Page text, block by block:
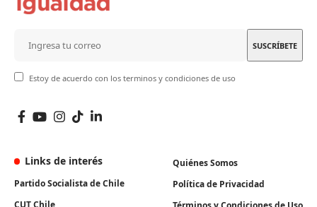
Estoy de acuerdo con los terminos y condiciones de uso
Links de interés
Partido Socialista de Chile
CUT Chile
Quiénes Somos
Política de Privacidad